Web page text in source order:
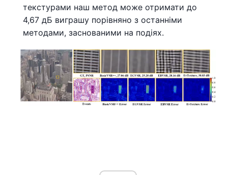
текстурами наш метод може отримати до
4,67 дБ виграшу порівняно з останніми
методами, заснованими на подіях.